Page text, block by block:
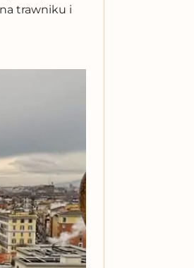
na trawniku i